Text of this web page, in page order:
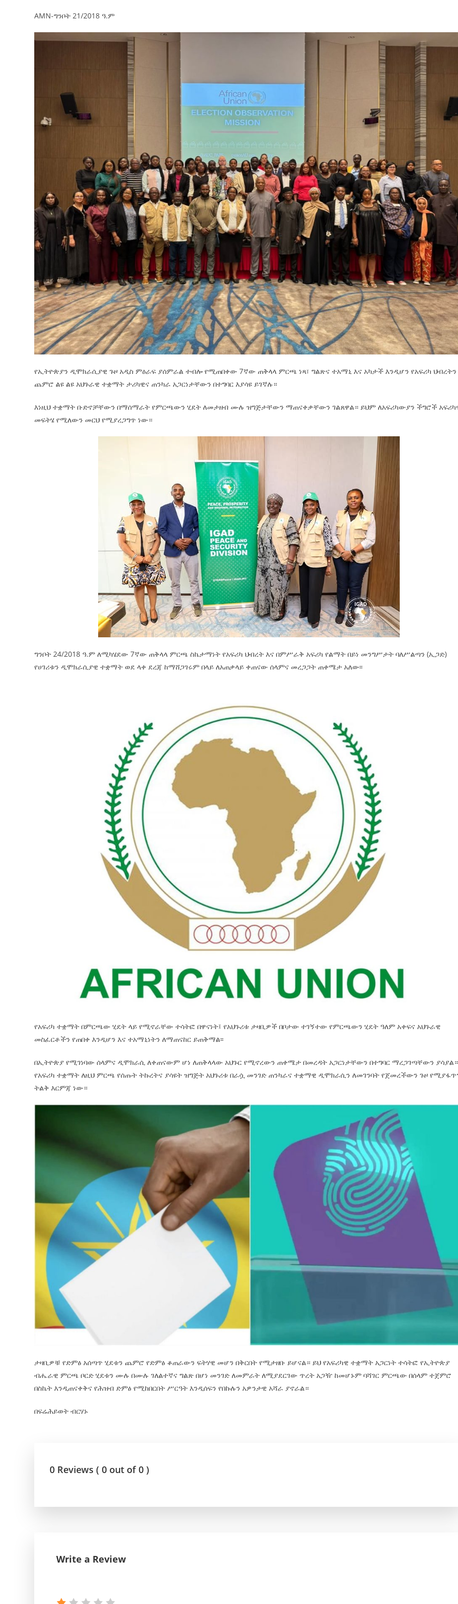
ተጨባጭ የልማት ስኬቶች ለመቀየር እየሰራ ነው
August 7, 2026
2ኛው የአዲስ ሚዲያ ኔትዎርክ አመራሮች እና
ሠራተኞች ስፖርት ፌስቲቫል በቴሌቪዥን ዘርፍ
አሸናፊነት ተጠናቀቀ
August 1, 2026
July 30, 2026
ትርክትን በማረም እና የወል ትርክትን
ሃላፊነቱን እየተወጣ ይገኛል
October 17, 2025
AMN-ግንቦት 21/2018 ዓ.ም
የኢትዮጵያን ዲሞክራሲያዊ ጉዞ አዲስ ምዕራፍ ያሰምራል ተብሎ የሚጠበቀው 7ኛው ጠቅላላ ምርጫ ነጻ፣ ግልጽና ተአማኒ እና አካታች እንዲሆን የአፍሪካ ህብረትን
ጨምሮ ልዩ ልዩ አህጉራዊ ተቋማት ታሪካዊና ጠንካራ አጋርነታቸውን በተግባር እያሳዩ ይገኛሉ።
እነዚህ ተቋማት ቡድኖቻቸውን በማሰማራት የምርጫውን ሂደት ለመታዘብ ሙሉ ዝግጅታቸውን ማጠናቀቃቸውን ገልጸዋል። ይህም ለአፍሪካውያን ችግሮች
መፍትሄ የሚለውን መርህ የሚያረጋግጥ ነው።
ግንቦት 24/2018 ዓ.ም ለሚካሄደው 7ኛው ጠቅላላ ምርጫ ስኬታማነት የአፍሪካ ህብረት እና በምሥራቅ አፍሪካ የልማት በይነ መንግሥታት ባለሥልጣን (ኢጋድ)
የሀገሪቱን ዲሞክራሲያዊ ተቋማት ወደ ላቀ ደረጃ ከማሸጋገሩም በላይ ለአጠቃላይ ቀጠናው ሰላምና መረጋጋት ጠቀሜታ አለው፡፡
የአፍሪካ ተቋማት በምርጫው ሂደት ላይ የሚኖራቸው ተሳትፎ በዋናነት፤ የአህጉሪቱ ታዛቢዎች በቦታው ተገኝተው የምርጫውን ሂደት ዓለም አቀፍና አህጉራዊ
መስፈርቶችን የጠበቀ እንዲሆን እና ተአማኒነትን ለማጠናከር ይጠቅማል፡፡
በኢትዮጵያ የሚገነባው ሰላምና ዲሞክራሲ ለቀጠናውም ሆነ ለጠቅላላው አህጉር የሚኖረውን ጠቀሜታ በመረዳት አጋርነታቸውን በተግባር ማረጋገጣቸውን ያሳያል።
የአፍሪካ ተቋማት ለዚህ ምርጫ የሰጡት ትኩረትና ያሳዩት ዝግጅት አህጉሪቱ በራሷ መንገድ ጠንካራና ተቋማዊ ዲሞክራሲን ለመገንባት የጀመረችውን ጉዞ
ትልቅ እርምጃ ነው።
ታዛቢዎቹ የድምፅ አሰጣጥ ሂደቱን ጨምሮ የድምፅ ቆጠራውን ፍትሃዊ መሆን በቅርበት የሚታዘቡ ይሆናል። ይህ የአፍሪካዊ ተቋማት አጋርነት ተሳትፎ የኢትዮጵያ
ብሔራዊ ምርጫ ቦርድ ሂደቱን ሙሉ በሙሉ ገለልተኛና ግልጽ በሆነ መንገድ ለመምራት ለሚያደርገው ጥረት አጋዥ ከመሆኑም ባሻገር ምርጫው በሰላም ተጀምሮ
በስኬት እንዲጠናቀቅና የሕዝብ ድምፅ የሚከበርበት ሥርዓት እንዲሰፍን የበኩሉን አዎንታዊ አሻራ ያኖራል።
በፍሬሕይወት ብርሃኑ
0 Reviews ( 0 out of 0 )
Write a Review